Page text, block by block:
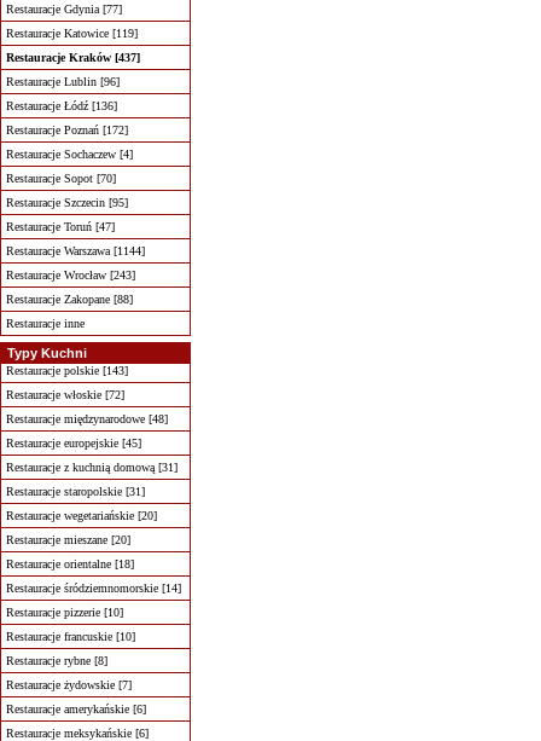
Restauracje Gdynia [77]
Restauracje Katowice [119]
Restauracje Kraków [437]
Restauracje Lublin [96]
Restauracje Łódź [136]
Restauracje Poznań [172]
Restauracje Sochaczew [4]
Restauracje Sopot [70]
Restauracje Szczecin [95]
Restauracje Toruń [47]
Restauracje Warszawa [1144]
Restauracje Wrocław [243]
Restauracje Zakopane [88]
Restauracje inne
Typy Kuchni
Restauracje polskie [143]
Restauracje włoskie [72]
Restauracje międzynarodowe [48]
Restauracje europejskie [45]
Restauracje z kuchnią domową [31]
Restauracje staropolskie [31]
Restauracje wegetariańskie [20]
Restauracje mieszane [20]
Restauracje orientalne [18]
Restauracje śródziemnomorskie [14]
Restauracje pizzerie [10]
Restauracje francuskie [10]
Restauracje rybne [8]
Restauracje żydowskie [7]
Restauracje amerykańskie [6]
Restauracje meksykańskie [6]